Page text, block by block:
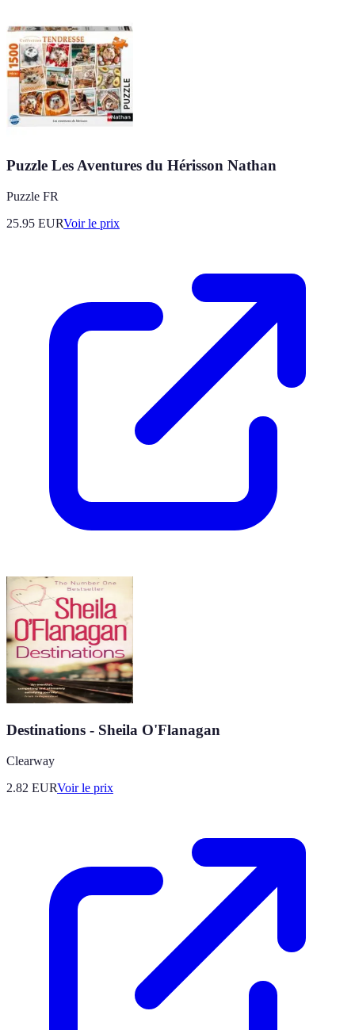
Puzzle Les Aventures du Hérisson Nathan
Puzzle FR
25.95 EURVoir le prix
Destinations - Sheila O'Flanagan
Clearway
2.82 EURVoir le prix